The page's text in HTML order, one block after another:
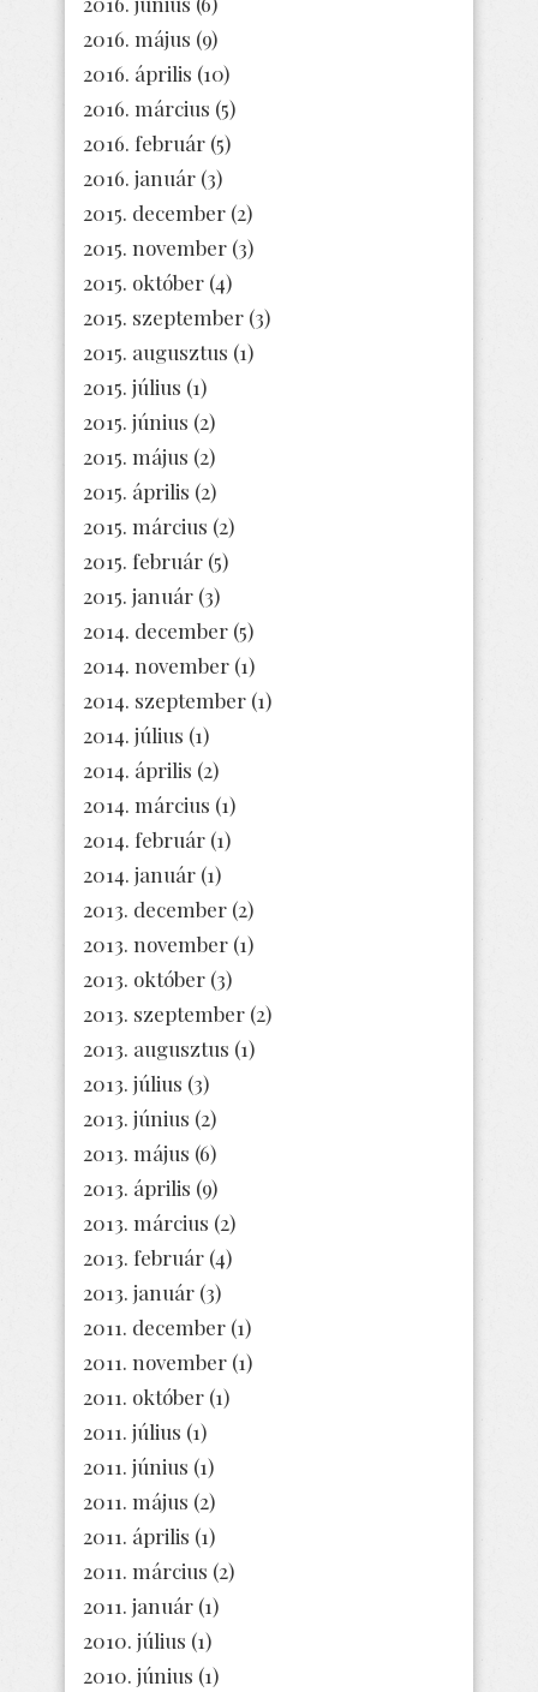
2016. május (9)
2016. április (10)
2016. március (5)
2016. február (5)
2016. január (3)
2015. december (2)
2015. november (3)
2015. október (4)
2015. szeptember (3)
2015. augusztus (1)
2015. július (1)
2015. június (2)
2015. május (2)
2015. április (2)
2015. március (2)
2015. február (5)
2015. január (3)
2014. december (5)
2014. november (1)
2014. szeptember (1)
2014. július (1)
2014. április (2)
2014. március (1)
2014. február (1)
2014. január (1)
2013. december (2)
2013. november (1)
2013. október (3)
2013. szeptember (2)
2013. augusztus (1)
2013. július (3)
2013. június (2)
2013. május (6)
2013. április (9)
2013. március (2)
2013. február (4)
2013. január (3)
2011. december (1)
2011. november (1)
2011. október (1)
2011. július (1)
2011. június (1)
2011. május (2)
2011. április (1)
2011. március (2)
2011. január (1)
2010. július (1)
2010. június (1)